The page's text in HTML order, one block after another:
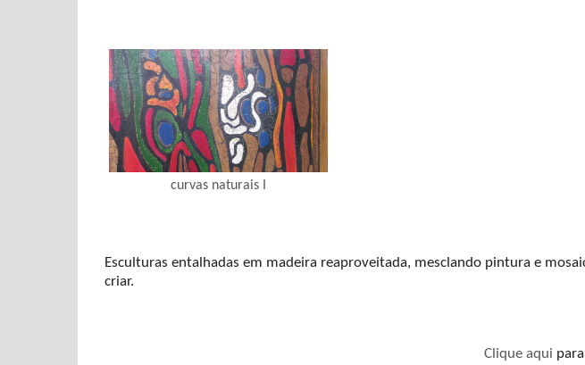
curvas naturais I
Esculturas entalhadas em madeira reaproveitada, mesclando pintura e
criar.
Clique aqui